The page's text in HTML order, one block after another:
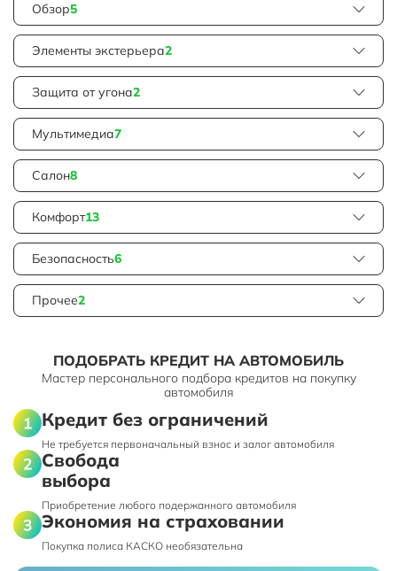
Обзор5
Элементы экстерьера2
Защита от угона2
Мультимедиа7
Салон8
Комфорт13
Безопасность6
Прочее2
ПОДОБРАТЬ КРЕДИТ НА АВТОМОБИЛЬ
Мастер персонального подбора кредитов на покупку
автомобиля
Кредит без ограничений
Не требуется первоначальный взнос и залог автомобиля
Свобода
выбора
Приобретение любого подержанного автомобиля
Экономия на страховании
Покупка полиса КАСКО необязательна